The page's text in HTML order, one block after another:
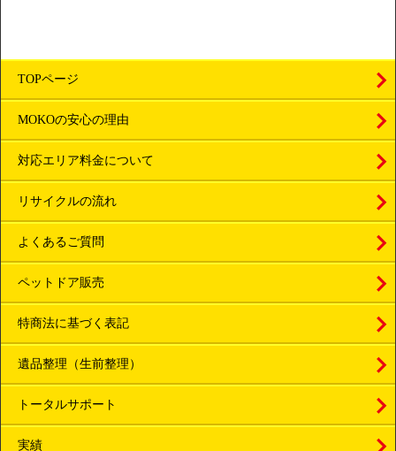
TOPページ
MOKOの安心の理由
対応エリア料金について
リサイクルの流れ
よくあるご質問
ペットドア販売
特商法に基づく表記
遺品整理（生前整理）
トータルサポート
実績